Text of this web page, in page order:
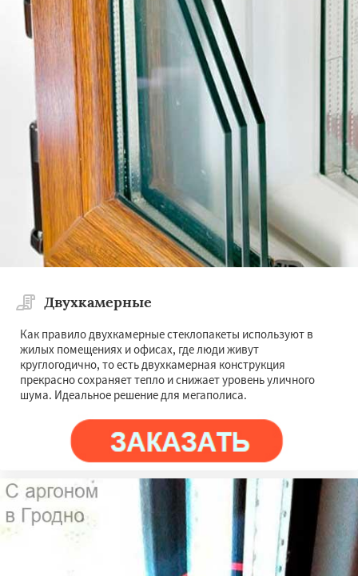
Двухкамерные
Как правило двухкамерные стеклопакеты используют в
жилых помещениях и офисах, где люди живут
круглогодично, то есть двухкамерная конструкция
прекрасно сохраняет тепло и снижает уровень уличного
шума. Идеальное решение для мегаполиса.